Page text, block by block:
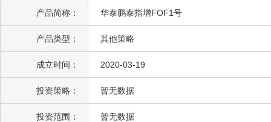
产品简称： 华泰鹏泰指增FOF1号
产品类型： 其他策略
成立时间： 2020-03-19
投资策略： 暂无数据
投资范围： 暂无数据